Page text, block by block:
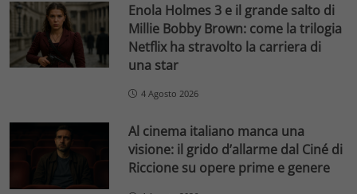
Enola Holmes 3 e il grande salto di
Millie Bobby Brown: come la trilogia
Netflix ha stravolto la carriera di
una star
4 Agosto 2026
Al cinema italiano manca una
visione: il grido d’allarme dal Ciné di
Riccione su opere prime e genere